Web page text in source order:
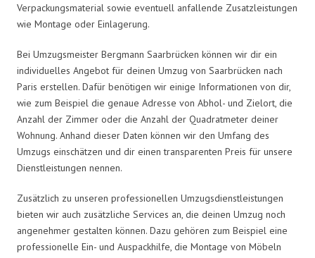
Verpackungsmaterial sowie eventuell anfallende Zusatzleistungen
wie Montage oder Einlagerung.
Bei Umzugsmeister Bergmann Saarbrücken können wir dir ein
individuelles Angebot für deinen Umzug von Saarbrücken nach
Paris erstellen. Dafür benötigen wir einige Informationen von dir,
wie zum Beispiel die genaue Adresse von Abhol- und Zielort, die
Anzahl der Zimmer oder die Anzahl der Quadratmeter deiner
Wohnung. Anhand dieser Daten können wir den Umfang des
Umzugs einschätzen und dir einen transparenten Preis für unsere
Dienstleistungen nennen.
Zusätzlich zu unseren professionellen Umzugsdienstleistungen
bieten wir auch zusätzliche Services an, die deinen Umzug noch
angenehmer gestalten können. Dazu gehören zum Beispiel eine
professionelle Ein- und Auspackhilfe, die Montage von Möbeln